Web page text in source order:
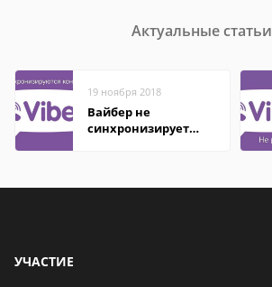
Актуальные статьи
19 ноября 2018
Вайбер не
синхронизирует
УЧАСТИЕ